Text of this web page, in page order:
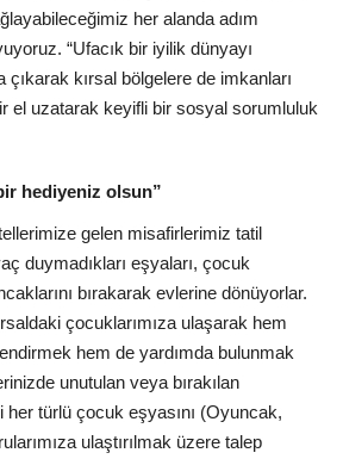
her alanda adım
“Ufacık bir iyilik dünyayı
çıkarak kırsal bölgelere de imkanları
el uzatarak keyifli bir sosyal sorumluluk
hediyeniz olsun”
gelen misafirlerimiz tatil
duymadıkları eşyaları, çocuk
bırakarak evlerine dönüyorlar.
çocuklarımıza ulaşarak hem
hem de yardımda bulunmak
unutulan veya bırakılan
her türlü çocuk eşyasını (Oyuncak,
ulaştırılmak üzere talep